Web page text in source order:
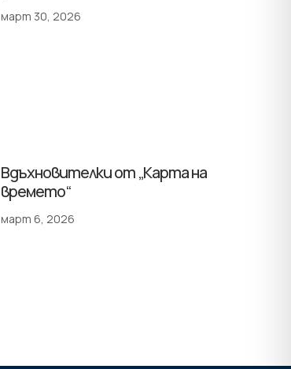
март 30, 2026
Вдъхновителки от „Карта на
времето“
март 6, 2026